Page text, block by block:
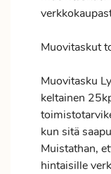
Muovitaskut
Muovitasku
keltainen
kun sitä
Muistathan,
hintaisille